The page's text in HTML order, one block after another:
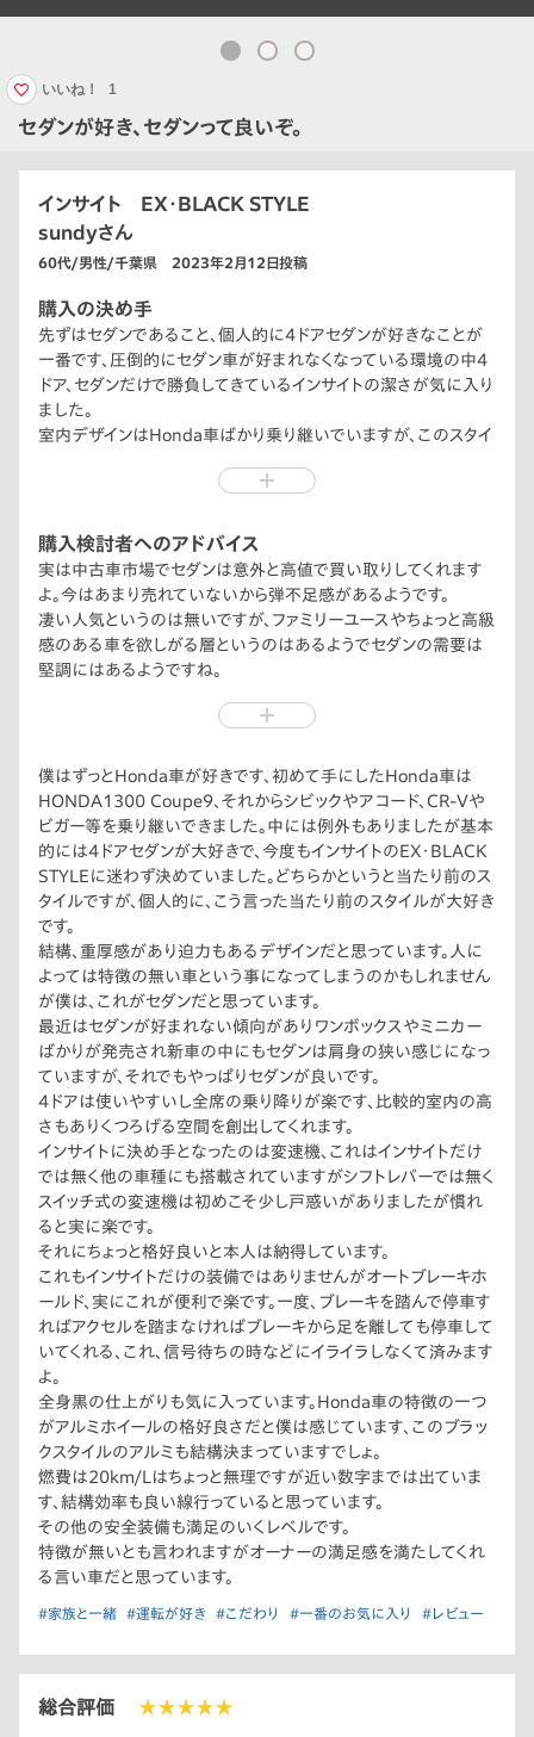
セダンが好き、セダンって良いぞ。
いいね！ 1
インサイト EX・BLACK STYLE
sundyさん
60代/男性/千葉県 2023年2月12日投稿
購入の決め手
先ずはセダンであること、個人的に4ドアセダンが好きなことが
一番です、圧倒的にセダン車が好まれなくなっている環境の中4
ドア、セダンだけで勝負してきているインサイトの潔さが気に入り
ました。
室内デザインはHonda車ばかり乗り継いでいますが、このスタイ
Hマークは、もう少し控えめでも良いのかなとは思います。
っている点はとても気に入っています。
何か違いを感じさせてくれます。
オートブレーキホールドは実際に乗ってみて気に入りました、停
車しているときが実に楽です。これは全車標準装備化して欲しい
装置です。地味と言えば地味なのかもしれませんが重厚感のある
セダンが少なくなり個人的には選択の幅が狭まり窮屈な思いを
購入検討者へのアドバイス
実は中古車市場でセダンは意外と高値で買い取りしてくれます
よ。今はあまり売れていないから弾不足感があるようです。
凄い人気というのは無いですが、ファミリーユースやちょっと高級
感のある車を欲しがる層というのはあるようでセダンの需要は
堅調にはあるようですね。
使い勝手の良さは一番だと思いますよ、背もあまり高くなく車幅
も平均的ですから機械式の駐車場にも簡単に止められますし、
市内の時間貸しの駐車場でも、それほど苦労しないで駐車可能
です。
実質的な取り回しの良さはセダンが一番だと思いますよ。
また、この車では殆どのオプションは必要ありません、私も追加
は前後のドラレコとカーコーティングだけです。
ただ、この2点は絶対にしておいた方が良いですよ。
純正のドラレコは安い価格でお願いしたいです。少し高く感じま
した。コーティングは、こんな物かとおもいます…。
僕はずっとHonda車が好きです、初めて手にしたHonda車は
HONDA1300 Coupe9、それからシビックやアコード、CR-Vや
ビガー等を乗り継いできました。中には例外もありましたが基本
的には4ドアセダンが大好きで、今度もインサイトのEX・BLACK
STYLEに迷わず決めていました。どちらかというと当たり前のス
タイルですが、個人的に、こう言った当たり前のスタイルが大好き
です。
結構、重厚感があり迫力もあるデザインだと思っています。人に
よっては特徴の無い車という事になってしまうのかもしれません
が僕は、これがセダンだと思っています。
最近はセダンが好まれない傾向がありワンボックスやミニカー
ばかりが発売され新車の中にもセダンは肩身の狭い感じになっ
ていますが、それでもやっぱりセダンが良いです。
4ドアは使いやすいし全席の乗り降りが楽です、比較的室内の高
さもありくつろげる空間を創出してくれます。
インサイトに決め手となったのは変速機、これはインサイトだけ
では無く他の車種にも搭載されていますがシフトレバーでは無く
スイッチ式の変速機は初めこそ少し戸惑いがありましたが慣れ
ると実に楽です。
それにちょっと格好良いと本人は納得しています。
これもインサイトだけの装備ではありませんがオートブレーキホ
ールド、実にこれが便利で楽です。一度、ブレーキを踏んで停車す
ればアクセルを踏まなければブレーキから足を離しても停車して
いてくれる、これ、信号待ちの時などにイライラしなくて済みます
よ。
全身黒の仕上がりも気に入っています。Honda車の特徴の一つ
がアルミホイールの格好良さだと僕は感じています、このブラッ
クスタイルのアルミも結構決まっていますでしょ。
燃費は20km/Lはちょっと無理ですが近い数字までは出ていま
す、結構効率も良い線行っていると思っています。
その他の安全装備も満足のいくレベルです。
特徴が無いとも言われますがオーナーの満足感を満たしてくれ
る言い車だと思っています。
#家族と一緒 #運転が好き #こだわり #一番のお気に入り #レビュー
総合評価 ★★★★★